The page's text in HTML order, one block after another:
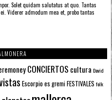
Solet quidam salutatus at quo. Tantas
Viderer admodum mea et, probo tantas
CONCIERTOS cultura David
Escorpioes gremiFESTIVALES folk